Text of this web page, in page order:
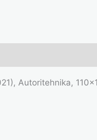
Autoritehnika,